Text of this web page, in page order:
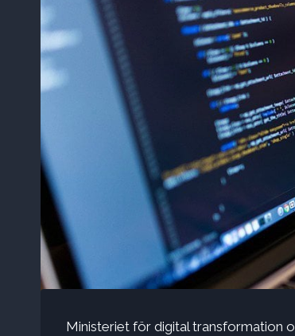
Ministeriet för digital transformation